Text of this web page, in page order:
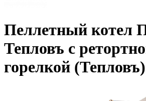
Пеллетный котел
Тепловъ с
горелкой (Тепловъ)